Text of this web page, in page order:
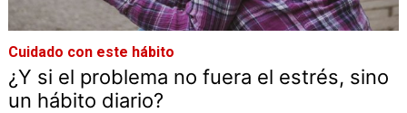
Cuidado con este hábito
¿Y si el problema no fuera el estrés, sino
un hábito diario?